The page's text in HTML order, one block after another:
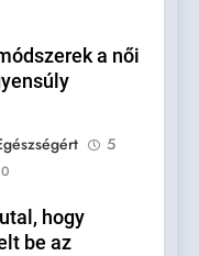
a női
5
0
hogy
be az